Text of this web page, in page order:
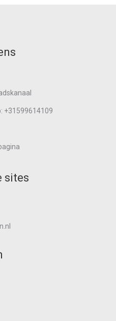
+31599614109
sites